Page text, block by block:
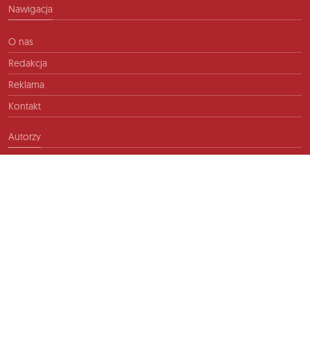
Nawigacja
O nas
Redakcja
Reklama
Kontakt
Autorzy